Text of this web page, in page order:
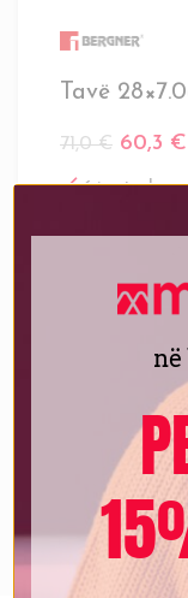
Tavë
71,0€ 60,3 €
6 in stock
2.00E+12
BG-35913-
Category:
Tag: Forged
Share:
në